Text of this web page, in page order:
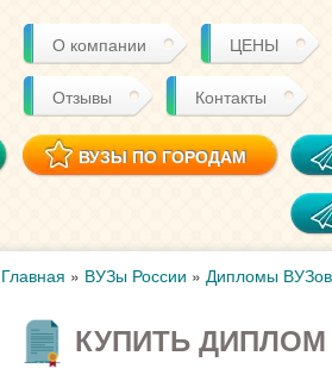
О компании ЦЕНЫ
Отзывы Контакты
ВУЗЫ ПО ГОРОДАМ
Главная » ВУЗы России » Дипломы
КУПИТЬ